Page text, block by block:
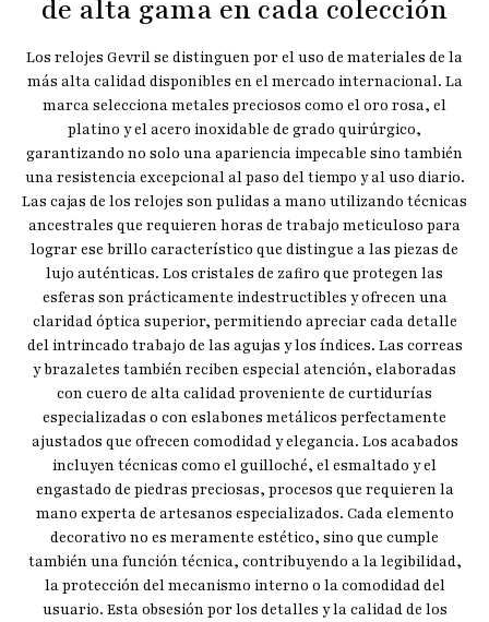
de alta gama en cada colección
Los relojes Gevril se distinguen por el uso de materiales de la
más alta calidad disponibles en el mercado internacional. La
marca selecciona metales preciosos como el oro rosa, el
platino y el acero inoxidable de grado quirúrgico,
garantizando no solo una apariencia impecable sino también
una resistencia excepcional al paso del tiempo y al uso diario.
Las cajas de los relojes son pulidas a mano utilizando técnicas
ancestrales que requieren horas de trabajo meticuloso para
lograr ese brillo característico que distingue a las piezas de
lujo auténticas. Los cristales de zafiro que protegen las
esferas son prácticamente indestructibles y ofrecen una
claridad óptica superior, permitiendo apreciar cada detalle
del intrincado trabajo de las agujas y los índices. Las correas
y brazaletes también reciben especial atención, elaboradas
con cuero de alta calidad proveniente de curtidurías
especializadas o con eslabones metálicos perfectamente
ajustados que ofrecen comodidad y elegancia. Los acabados
incluyen técnicas como el guilloché, el esmaltado y el
engastado de piedras preciosas, procesos que requieren la
mano experta de artesanos especializados. Cada elemento
decorativo no es meramente estético, sino que cumple
también una función técnica, contribuyendo a la legibilidad,
la protección del mecanismo interno o la comodidad del
usuario. Esta obsesión por los detalles y la calidad de los